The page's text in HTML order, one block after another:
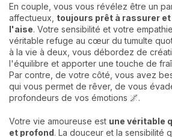
En couple, vous vous révélez être un
affectueux, toujours prêt à rassurer
l'aise. Votre sensibilité et votre
véritable refuge au cœur du tumulte
à la vie à deux, vous débordez de
l'équilibre et apporter une touche de
Par contre, de votre côté, vous avez
qui vous permet de rêver, de vous
profondeurs de vos émotions 🌌.
Votre vie amoureuse est une véritable
et profond. La douceur et la sensibilité